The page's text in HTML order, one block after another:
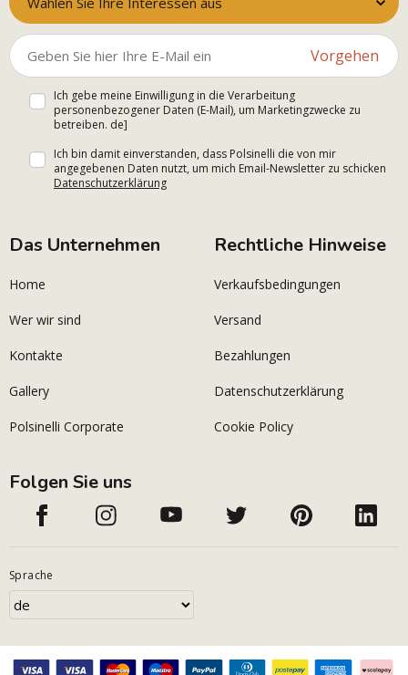
Vorgehen
Ich gebe meine Einwilligung in die Verarbeitung
personenbezogener Daten (E-Mail), um Marketingzwecke zu
betreiben. de]
Ich bin damit einverstanden, dass Polsinelli die von mir
angegebenen Daten nutzt, um mich Email-Newsletter zu schicken
Datenschutzerklärung
Das Unternehmen
Home
Wer wir sind
Kontakte
Gallery
Polsinelli Corporate
Rechtliche Hinweise
Verkaufsbedingungen
Versand
Bezahlungen
Datenschutzerklärung
Cookie Policy
Folgen Sie uns
Sprache